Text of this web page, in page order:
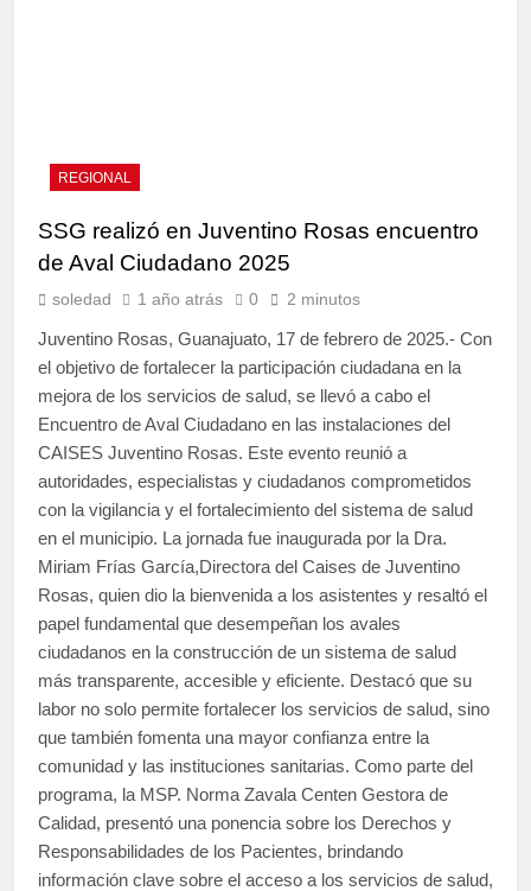
REGIONAL
SSG realizó en Juventino Rosas encuentro
de Aval Ciudadano 2025
soledad 1 año atrás 0 2 minutos
Juventino Rosas, Guanajuato, 17 de febrero de 2025.- Con
el objetivo de fortalecer la participación ciudadana en la
mejora de los servicios de salud, se llevó a cabo el
Encuentro de Aval Ciudadano en las instalaciones del
CAISES Juventino Rosas. Este evento reunió a
autoridades, especialistas y ciudadanos comprometidos
con la vigilancia y el fortalecimiento del sistema de salud
en el municipio. La jornada fue inaugurada por la Dra.
Miriam Frías García,Directora del Caises de Juventino
Rosas, quien dio la bienvenida a los asistentes y resaltó el
papel fundamental que desempeñan los avales
ciudadanos en la construcción de un sistema de salud
más transparente, accesible y eficiente. Destacó que su
labor no solo permite fortalecer los servicios de salud, sino
que también fomenta una mayor confianza entre la
comunidad y las instituciones sanitarias. Como parte del
programa, la MSP. Norma Zavala Centen Gestora de
Calidad, presentó una ponencia sobre los Derechos y
Responsabilidades de los Pacientes, brindando
información clave sobre el acceso a los servicios de salud,